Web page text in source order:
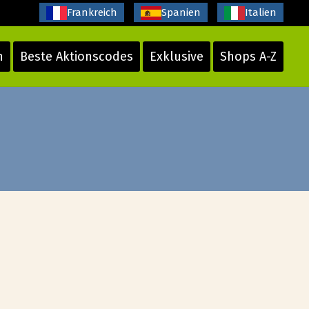
Beste Aktionscodes Exklusive Shops A-Z
Frankreich Spanien Italien